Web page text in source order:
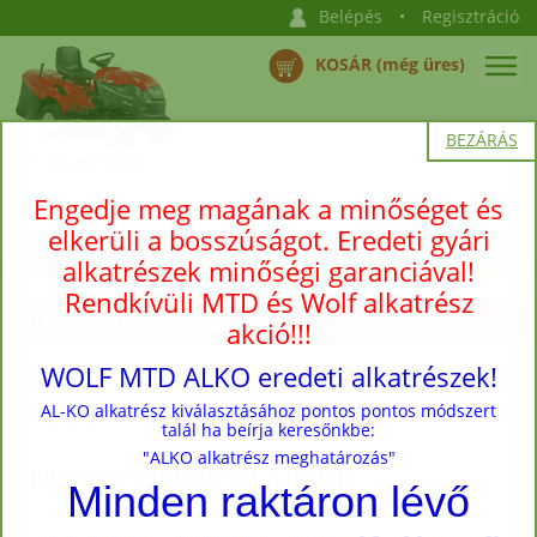
Belépés • Regisztráció
KOSÁR (még üres)
Termékkategóriák megnyitása →
Nyitóoldal›Termékek›Utángyártott fűnyíró kések, kapcsolók,
MTD37,5FF3772 1 lyuk
BEZÁRÁS
Engedje meg magának a minőséget és
elkerüli a bosszúságot. Eredeti gyári
alkatrészek minőségi garanciával!
Rendkívüli MTD és Wolf alkatrész
akció!!!
WOLF MTD ALKO eredeti alkatrészek!
AL-KO alkatrész kiválasztásához pontos pontos módszert
talál ha beírja keresőnkbe:
"ALKO alkatrész meghatározás"
Minden raktáron lévő